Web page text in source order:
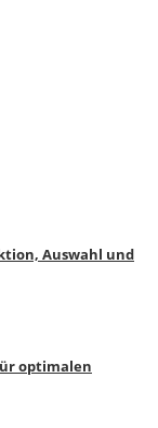
Auswahl und
optimalen